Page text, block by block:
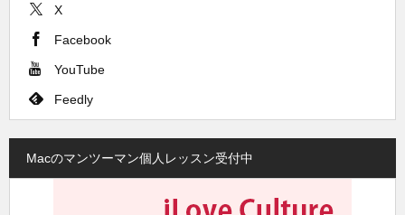
X
Facebook
YouTube
Feedly
Macのマンツーマン個人レッスン受付中